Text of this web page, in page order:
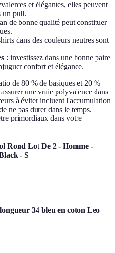
et élégantes, elles peuvent
un pull.
de bonne qualité peut constituer
dans des couleurs neutres sont
: investissez dans une bonne paire
confort et élégance.
de 80 % de basiques et 20 %
une vraie polyvalence dans
à éviter incluent l'accumulation
ne pas durer dans le temps.
primordiaux dans votre
Rond Lot De 2 - Homme -
- S
34 bleu en coton Leo